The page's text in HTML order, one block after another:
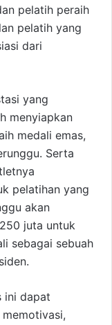
pelatih peraih
pelatih yang
dari
yang
menyiapkan
medali emas,
Serta
pelatihan yang
akan
juta untuk
sebagai sebuah
ini dapat